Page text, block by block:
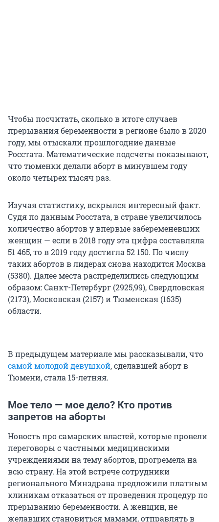
Чтобы посчитать, сколько в итоге случаев
прерывания беременности в регионе было в 2020
году, мы отыскали прошлогодние данные
Росстата. Математические подсчеты показывают,
что тюменки делали аборт в минувшем году
около четырех тысяч раз.
Изучая статистику, вскрылся интересный факт.
Судя по данным Росстата, в стране увеличилось
количество абортов у впервые забеременевших
женщин — если в 2018 году эта цифра составляла
51 465, то в 2019 году достигла 52 150. По числу
таких абортов в лидерах снова находится Москва
(5380). Далее места распределились следующим
образом: Санкт-Петербург (2925,99), Свердловская
(2173), Московская (2157) и Тюменская (1635)
области.
В предыдущем материале мы рассказывали, что
самой молодой девушкой, сделавшей аборт в
Тюмени, стала 15-летняя.
Мое тело — мое дело? Кто против
запретов на аборты
Новость про самарских властей, которые провели
переговоры с частными медицинскими
учреждениями на тему абортов, прогремела на
всю страну. На этой встрече сотрудники
регионального Минздрава предложили платным
клиникам отказаться от проведения процедур по
прерыванию беременности. А женщин, не
желавших становиться мамами, отправлять в